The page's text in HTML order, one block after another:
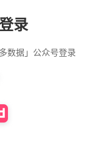
录
数据」公众号登录